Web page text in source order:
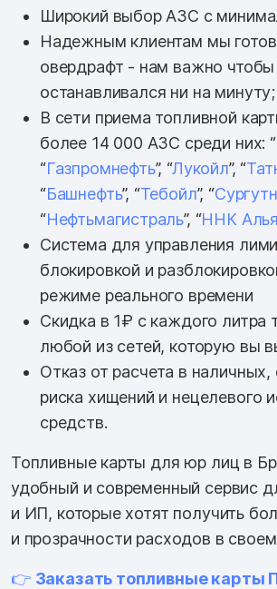
Широкий выбор АЗС с
Надежным клиентам мы
овердрафт - нам важно
останавливался ни на минуту;
В сети приема топливной
более 14 000 АЗС среди них: “
“Газпромнефть”, “Лукойл”, “
“Башнефть”, “Тебойл”, “
“Нефтьмагистраль”, “ННК
Система для управления
блокировкой и
режиме реального времени
Скидка в 1₽ с каждого литра
любой из сетей, которую вы
Отказ от расчета в
риска хищений и нецелевого
средств.
Топливные карты для юр лиц в
удобный и современный сервис
и ИП, которые хотят получить
и прозрачности расходов в
👉 Заказать топливные карты